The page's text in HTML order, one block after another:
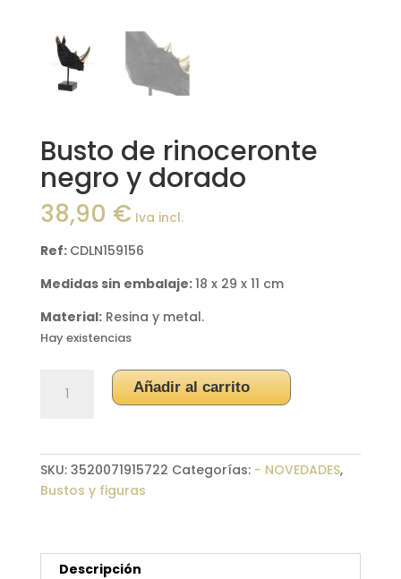
Busto de rinoceronte
negro y dorado
38,90 € Iva incl.
Ref: CDLN159156
Medidas sin embalaje:18 x 29 x 11 cm
Material:Resina y metal.
Hay existencias
y
cantidad
Añadir al carrito
SKU: 3520071915722 Categorías: - NOVEDADES,
Bustos y figuras
Descripción